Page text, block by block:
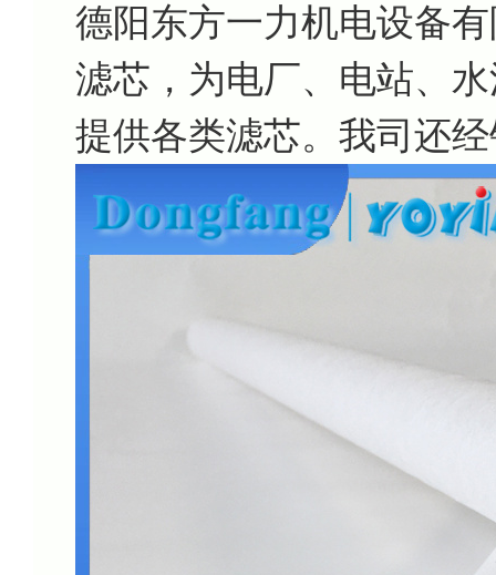
德阳东方一力机电设备
滤芯，为电厂、电站、
提供各类滤芯。我司还